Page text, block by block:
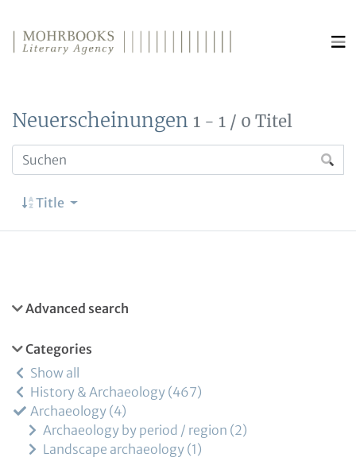
Neuerscheinungen 1 - 1 / 0 Titel
Title
Advanced search
Categories
Show all
History & Archaeology 467
Archaeology 4
Archaeology by period / region 2
Landscape archaeology 1